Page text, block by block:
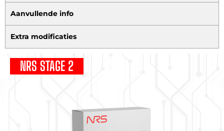
Aanvullende info
Extra modificaties
NRS STAGE 2